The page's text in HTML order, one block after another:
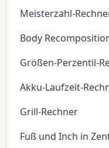
Meisterzahl-
Body
Größen-Perzentil-
Akku-Laufzeit-
Grill-Rechner
Fuß und Inch in